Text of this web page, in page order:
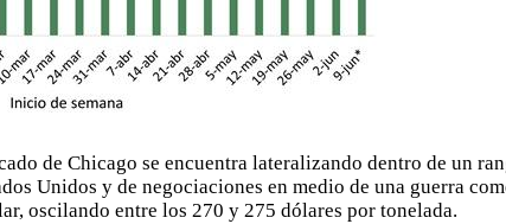
de Chicago se encuentra lateralizando dentro de un
Unidos y de negociaciones en medio de una guerra
oscilando entre los 270 y 275 dólares por tonelada.